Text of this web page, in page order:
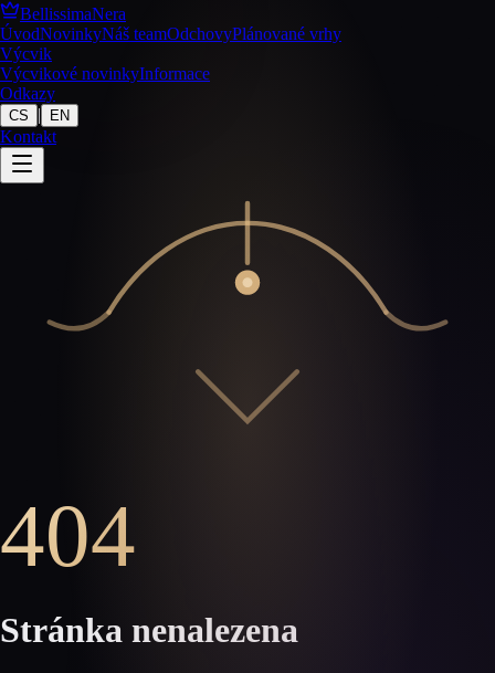
BellissimaNera
ÚvodNovinkyNáš teamOdchovyPlánované vrhy
Výcvik
Výcvikové novinkyInformace
Odkazy
CS | EN
Kontakt
404
Stránka nenalezena